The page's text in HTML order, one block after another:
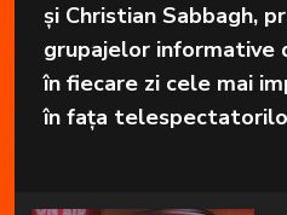
și Christian Sabbagh,
grupajelor informative
în fiecare zi cele mai
în fața